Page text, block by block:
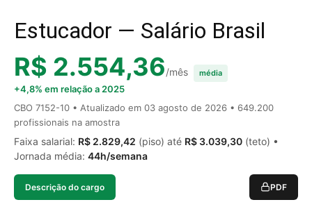
Estucador — Salário Brasil
R$ 2.554,36/mês média
+4,8% em relação a 2025
CBO 7152-10 • Atualizado em 03 agosto de 2026 • 649.200
profissionais na amostra
Faixa salarial: R$ 2.829,42 (piso) até R$ 3.039,30 (teto) •
Jornada média: 44h/semana
Descrição do cargo PDF